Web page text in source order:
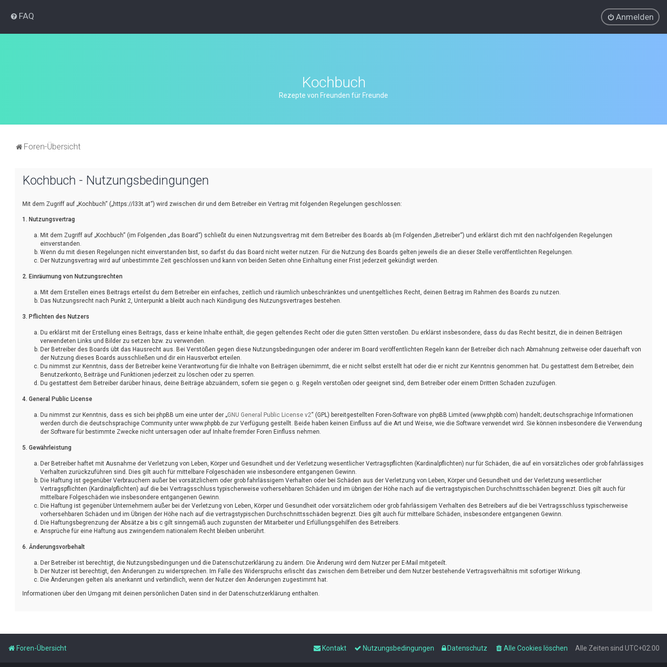
FAQ Anmelden
Kochbuch
Rezepte von Freunden für Freunde
Foren-Übersicht
Kochbuch - Nutzungsbedingungen
Mit dem Zugriff auf „Kochbuch“ („https://l33t.at“) wird zwischen dir und dem Betreiber ein Vertrag mit folgenden Regelungen geschlossen:
1. Nutzungsvertrag
Mit dem Zugriff auf „Kochbuch“ (im Folgenden „das Board“) schließt du einen Nutzungsvertrag mit dem Betreiber des Boards ab (im Folgenden „Betreiber“) und erklärst dich mit den nachfolgenden Regelungen
einverstanden.
Wenn du mit diesen Regelungen nicht einverstanden bist, so darfst du das Board nicht weiter nutzen. Für die Nutzung des Boards gelten jeweils die an dieser Stelle veröffentlichten Regelungen.
Der Nutzungsvertrag wird auf unbestimmte Zeit geschlossen und kann von beiden Seiten ohne Einhaltung einer Frist jederzeit gekündigt werden.
2. Einräumung von Nutzungsrechten
Mit dem Erstellen eines Beitrags erteilst du dem Betreiber ein einfaches, zeitlich und räumlich unbeschränktes und unentgeltliches Recht, deinen Beitrag im Rahmen des Boards zu nutzen.
Das Nutzungsrecht nach Punkt 2, Unterpunkt a bleibt auch nach Kündigung des Nutzungsvertrages bestehen.
3. Pflichten des Nutzers
Du erklärst mit der Erstellung eines Beitrags, dass er keine Inhalte enthält, die gegen geltendes Recht oder die guten Sitten verstoßen. Du erklärst insbesondere, dass du das Recht besitzt, die in deinen Beiträgen
verwendeten Links und Bilder zu setzen bzw. zu verwenden.
Der Betreiber des Boards übt das Hausrecht aus. Bei Verstößen gegen diese Nutzungsbedingungen oder anderer im Board veröffentlichten Regeln kann der Betreiber dich nach Abmahnung zeitweise oder dauerhaft von
der Nutzung dieses Boards ausschließen und dir ein Hausverbot erteilen.
Du nimmst zur Kenntnis, dass der Betreiber keine Verantwortung für die Inhalte von Beiträgen übernimmt, die er nicht selbst erstellt hat oder die er nicht zur Kenntnis genommen hat. Du gestattest dem Betreiber, dein
Benutzerkonto, Beiträge und Funktionen jederzeit zu löschen oder zu sperren.
Du gestattest dem Betreiber darüber hinaus, deine Beiträge abzuändern, sofern sie gegen o. g. Regeln verstoßen oder geeignet sind, dem Betreiber oder einem Dritten Schaden zuzufügen.
4. General Public License
Du nimmst zur Kenntnis, dass es sich bei phpBB um eine unter der „GNU General Public License v2“ (GPL) bereitgestellten Foren-Software von phpBB Limited (www.phpbb.com) handelt; deutschsprachige Informationen
werden durch die deutschsprachige Community unter www.phpbb.de zur Verfügung gestellt. Beide haben keinen Einfluss auf die Art und Weise, wie die Software verwendet wird. Sie können insbesondere die Verwendung
der Software für bestimmte Zwecke nicht untersagen oder auf Inhalte fremder Foren Einfluss nehmen.
5. Gewährleistung
Der Betreiber haftet mit Ausnahme der Verletzung von Leben, Körper und Gesundheit und der Verletzung wesentlicher Vertragspflichten (Kardinalpflichten) nur für Schäden, die auf ein vorsätzliches oder grob fahrlässiges
Verhalten zurückzuführen sind. Dies gilt auch für mittelbare Folgeschäden wie insbesondere entgangenen Gewinn.
Die Haftung ist gegenüber Verbrauchern außer bei vorsätzlichem oder grob fahrlässigem Verhalten oder bei Schäden aus der Verletzung von Leben, Körper und Gesundheit und der Verletzung wesentlicher
Vertragspflichten (Kardinalpflichten) auf die bei Vertragsschluss typischerweise vorhersehbaren Schäden und im übrigen der Höhe nach auf die vertragstypischen Durchschnittsschäden begrenzt. Dies gilt auch für
mittelbare Folgeschäden wie insbesondere entgangenen Gewinn.
Die Haftung ist gegenüber Unternehmern außer bei der Verletzung von Leben, Körper und Gesundheit oder vorsätzlichem oder grob fahrlässigem Verhalten des Betreibers auf die bei Vertragsschluss typischerweise
vorhersehbaren Schäden und im Übrigen der Höhe nach auf die vertragstypischen Durchschnittsschäden begrenzt. Dies gilt auch für mittelbare Schäden, insbesondere entgangenen Gewinn.
Die Haftungsbegrenzung der Absätze a bis c gilt sinngemäß auch zugunsten der Mitarbeiter und Erfüllungsgehilfen des Betreibers.
Ansprüche für eine Haftung aus zwingendem nationalem Recht bleiben unberührt.
6. Änderungsvorbehalt
Der Betreiber ist berechtigt, die Nutzungsbedingungen und die Datenschutzerklärung zu ändern. Die Änderung wird dem Nutzer per E-Mail mitgeteilt.
Der Nutzer ist berechtigt, den Änderungen zu widersprechen. Im Falle des Widerspruchs erlischt das zwischen dem Betreiber und dem Nutzer bestehende Vertragsverhältnis mit sofortiger Wirkung.
Die Änderungen gelten als anerkannt und verbindlich, wenn der Nutzer den Änderungen zugestimmt hat.
Informationen über den Umgang mit deinen persönlichen Daten sind in der Datenschutzerklärung enthalten.
Foren-Übersicht Alle Zeiten sind UTC+02:00
Alle Cookies löschen
Datenschutz
Nutzungsbedingungen
Kontakt